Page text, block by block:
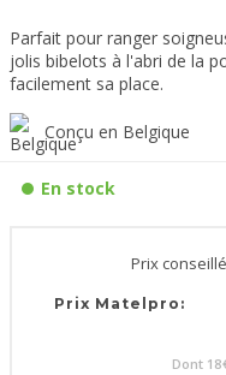
Parfait pour ranger
jolis bibelots à l'abri de la
facilement sa place.
Conçu en Belgique
En stock
Prix
Prix Matelpro:
Dont 18